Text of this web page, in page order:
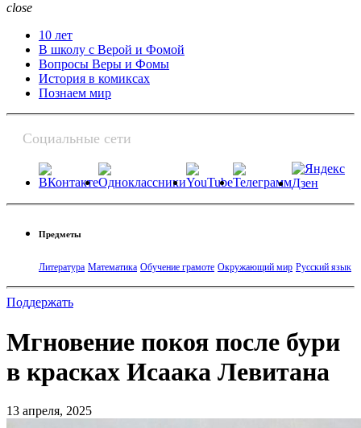
close
10 лет
В школу с Верой и Фомой
Вопросы Веры и Фомы
История в комиксах
Познаем мир
Социальные сети
Предметы
Литература Математика Обучение грамоте Окружающий мир Русский язык
Поддержать
Мгновение покоя после бури
в красках Исаака Левитана
13 апреля, 2025